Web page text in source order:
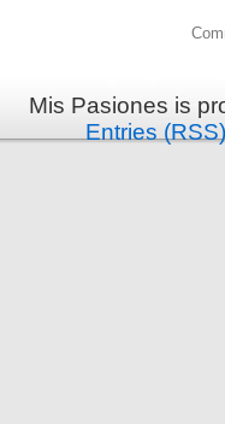
Mis Pasiones is
Entries (RSS)